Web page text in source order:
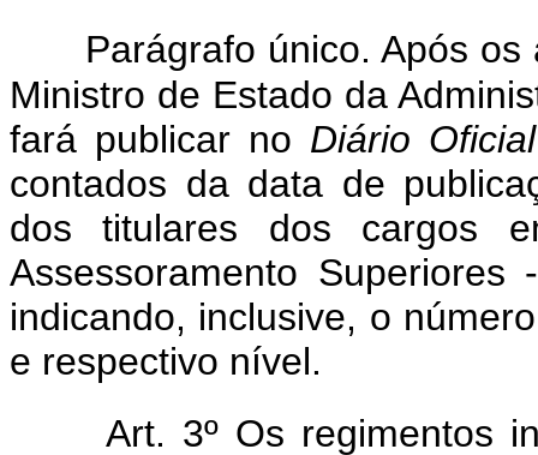
Parágrafo único. Após
Ministro de Estado da
fará publicar no Diário Oficial
contados da data de
dos titulares dos cargos
Assessoramento
indicando, inclusive, o
e respectivo nível.
Art. 3º Os regimentos